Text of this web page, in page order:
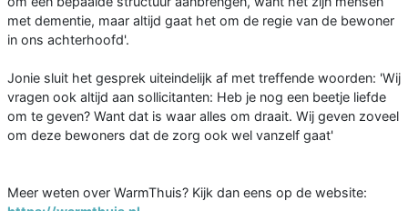
met dementie, maar altijd gaat het om de regie van de bewoner
in ons achterhoofd'.
Jonie sluit het gesprek uiteindelijk af met treffende woorden: 'Wij
vragen ook altijd aan sollicitanten: Heb je nog een beetje liefde
om te geven? Want dat is waar alles om draait. Wij geven zoveel
om deze bewoners dat de zorg ook wel vanzelf gaat'
Meer weten over WarmThuis? Kijk dan eens op de website: